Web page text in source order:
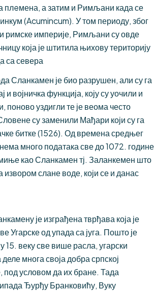
плeмена, а затим и Римљани када се
(Acumincum). У том периоду, због
римске империје, Римљани су овде
која је штитила њихову територију
са севера
Сланкамен је био разрушен, али су га
и војничка функција, коју су уочили и
уздигли те је веома често
су заменили Мађари који су га
битке (1526). Од времена средњег
много података све до 1072. године
као Сланкамен тј. Заланкемен што
извором слане воде, који се и данас
је изграђена тврђава која је
Угарске од упада са југа. Пошто је
15. веку све више расла, угарски
многа своја добра српској
под условом да их бране. Тада
Ђурђу Бранковићу, Вуку